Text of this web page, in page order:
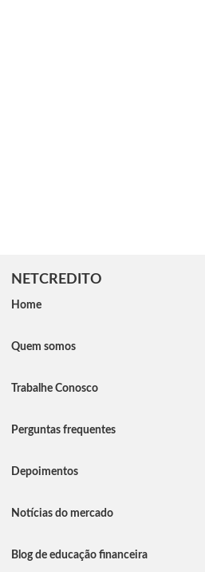
NETCREDITO
Home
Quem somos
Trabalhe Conosco
Perguntas frequentes
Depoimentos
Notícias do mercado
Blog de educação financeira